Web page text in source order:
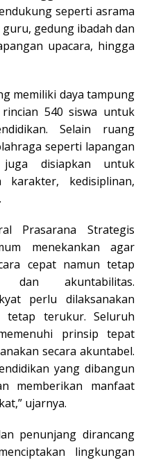
seperti asrama
gedung ibadah dan
upacara, hingga
memiliki daya tampung
540 siswa untuk
Selain ruang
seperti lapangan
disiapkan untuk
karakter, kedisiplinan,
Prasarana Strategis
menekankan agar
cepat namun tetap
dan akuntabilitas.
perlu dilaksanakan
tetap terukur. Seluruh
prinsip tepat
secara akuntabel.
yang dibangun
memberikan manfaat
ujarnya.
penunjang dirancang
lingkungan